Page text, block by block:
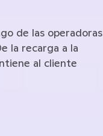
de las operadoras
la recarga a la
al cliente